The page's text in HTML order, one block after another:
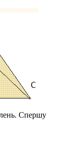
Спершу